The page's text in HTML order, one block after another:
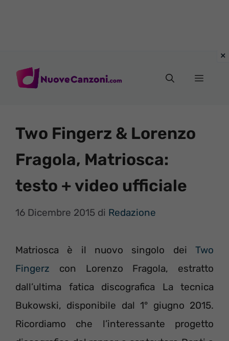
Menu
Two Fingerz & Lorenzo
Fragola, Matriosca:
testo + video ufficiale
16 Dicembre 2015 di Redazione
Matriosca è il nuovo singolo dei Two
Fingerz con Lorenzo Fragola, estratto
dall’ultima fatica discografica La tecnica
Bukowski, disponibile dal 1° giugno 2015.
Ricordiamo che l’interessante progetto